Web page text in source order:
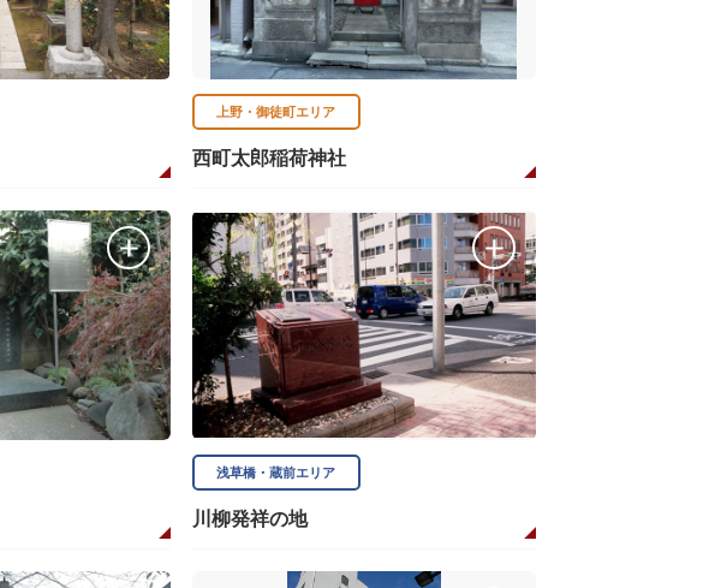
上野・御徒町エリア
西町太郎稲荷神社
浅草橋・蔵前エリア
川柳発祥の地